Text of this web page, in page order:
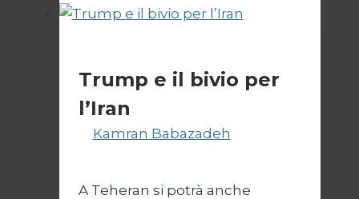
da
Trump e il bivio per
l’Iran
Kamran Babazadeh
A Teheran si potrà anche